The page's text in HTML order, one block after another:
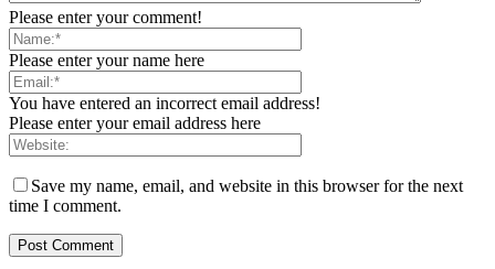
Please enter your comment!
Please enter your name here
You have entered an incorrect email address!
Please enter your email address here
Save my name, email, and website in this browser for the next
time I comment.